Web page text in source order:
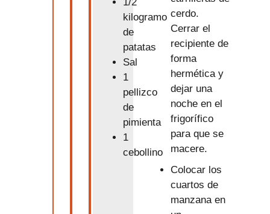
kilogramo
de
patatas
Sal
1
pellizco
de
pimienta
1
cebollino
cerdo.
Cerrar el
recipiente de
forma
hermética y
dejar una
noche en el
frigorífico
para que se
macere.
Colocar los
cuartos de
manzana en